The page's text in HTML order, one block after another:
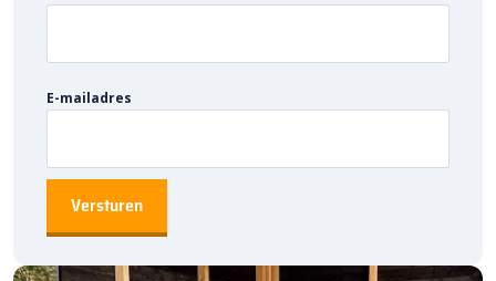
de tuin.
maat.
unieke haard.
een perfect afgewerkte uitstraling.
Onderhoud en duurzaamheid
Dankzij de Hydro-M technologie nemen de bouwelementen
E-mailadres